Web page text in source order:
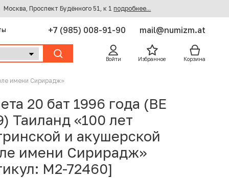
Москва, Проспект Будённого 51, к 1 подробнее...
+7 (985) 008-91-90 mail@numizm.at
Войти Избранное Корзина
имени Сирирадж»
20 бат 1996 года (BE
Таиланд «100 лет
и акушерской
имени Сирирадж»
M2-72460]